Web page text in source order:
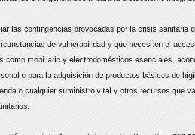
las contingencias provocadas por la crisis sanitaria
de vulnerabilidad y que necesiten el
como mobiliario y electrodomésticos esenciales,
o para la adquisición de productos básicos de
o cualquier suministro vital y otros recursos que